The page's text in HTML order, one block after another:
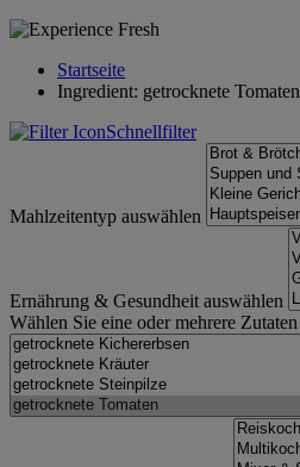
Startseite
Ingredient: getrocknete Tomaten
Schnellfilter
Mahlzeitentyp auswählen
Ernährung & Gesundheit auswählen
Wählen Sie eine oder mehrere Zutaten